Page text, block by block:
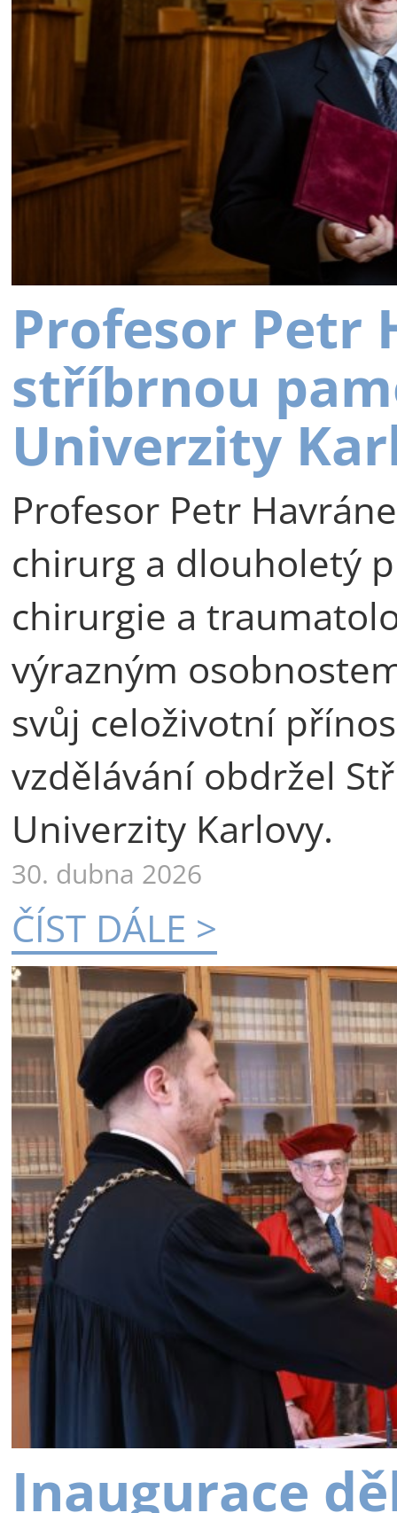
Profesor Petr
stříbrnou
Univerzity
Profesor Petr
chirurg a dlouholetý
chirurgie a
výrazným
svůj celoživotní
vzdělávání obdržel
Univerzity Karlovy.
30. dubna 2026
ČÍST DÁLE >
Inaugurace